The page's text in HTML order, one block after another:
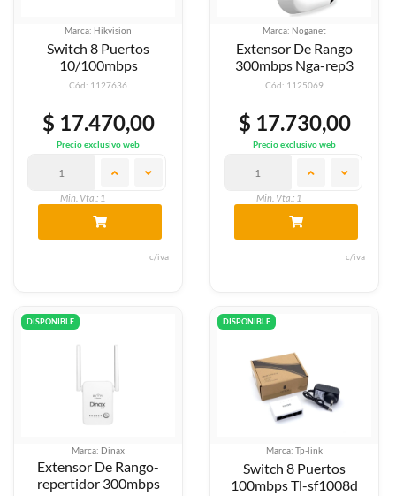
Marca: Hikvision
Switch 8 Puertos
10/100mbps
Cód: 1127636
$ 17.470,00
Precio exclusivo web
Min. Vta.: 1
c/iva
Marca: Noganet
Extensor De Rango
300mbps Nga-rep3
Cód: 1125069
$ 17.730,00
Precio exclusivo web
Min. Vta.: 1
c/iva
DISPONIBLE
Marca: Dinax
Extensor De Rango-
repertidor 300mbps
DISPONIBLE
Marca: Tp-link
Switch 8 Puertos
100mbps Tl-sf1008d